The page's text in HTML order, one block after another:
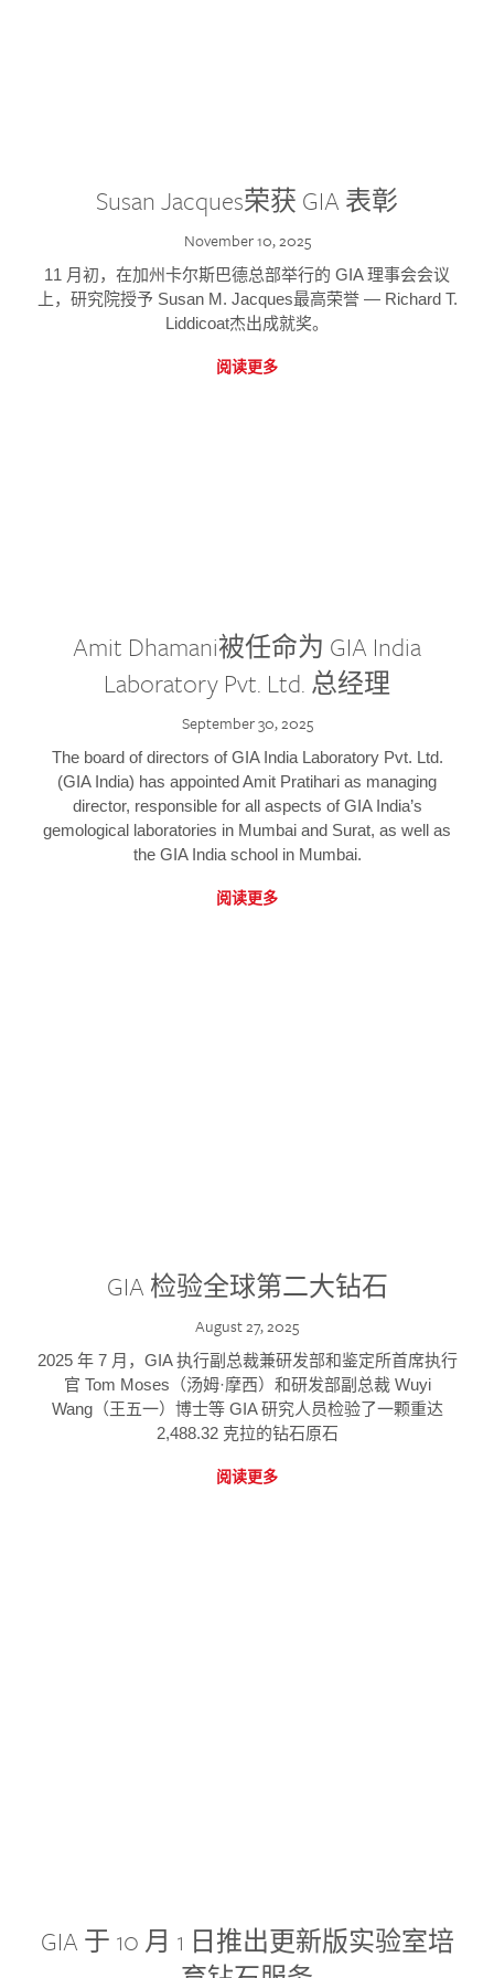
Susan Jacques荣获 GIA 表彰
November 10, 2025
11 月初，在加州卡尔斯巴德总部举行的 GIA 理事会会议
上，研究院授予 Susan M. Jacques最高荣誉 — Richard T.
Liddicoat杰出成就奖。
阅读更多
Amit Dhamani被任命为 GIA India
Laboratory Pvt. Ltd. 总经理
September 30, 2025
The board of directors of GIA India Laboratory Pvt. Ltd.
(GIA India) has appointed Amit Pratihari as managing
director, responsible for all aspects of GIA India’s
gemological laboratories in Mumbai and Surat, as well as
the GIA India school in Mumbai.
阅读更多
GIA 检验全球第二大钻石
August 27, 2025
2025 年 7 月，GIA 执行副总裁兼研发部和鉴定所首席执行
官 Tom Moses（汤姆·摩西）和研发部副总裁 Wuyi
Wang（王五一）博士等 GIA 研究人员检验了一颗重达
2,488.32 克拉的钻石原石
阅读更多
GIA 于 10 月 1 日推出更新版实验室培